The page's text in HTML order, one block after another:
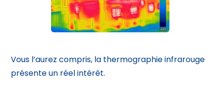
Vous l’aurez compris, la thermographie infrarouge
présente un réel intérêt.